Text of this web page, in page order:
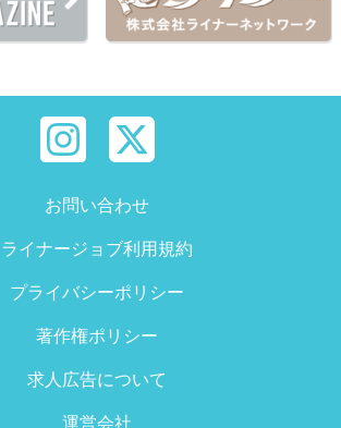
お問い合わせ
ライナージョブ利用規約
プライバシーポリシー
著作権ポリシー
求人広告について
運営会社